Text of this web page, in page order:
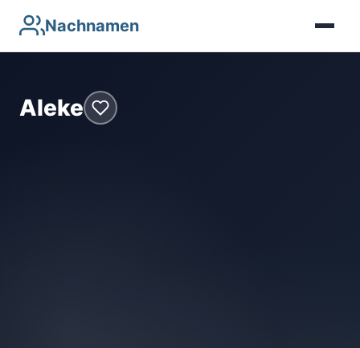
Nachnamen
Aleke